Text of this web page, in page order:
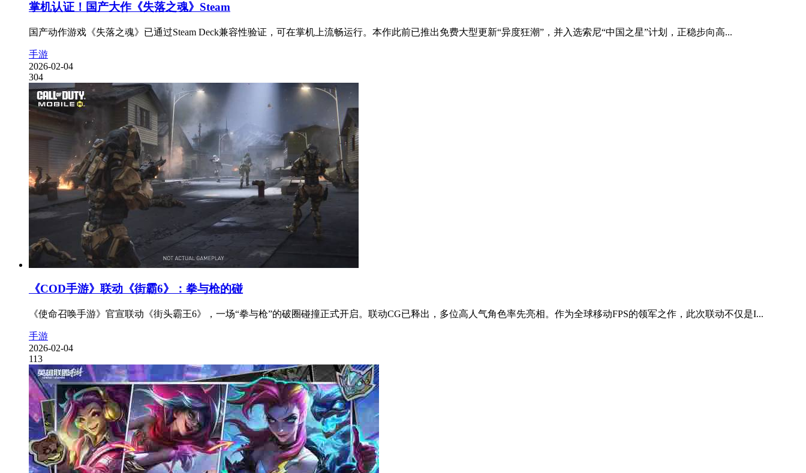
掌机认证！国产大作《失落之魂》Steam
国产动作游戏《失落之魂》已通过Steam Deck兼容性验证，可在掌机上流畅运行。本作此前已推出免费大型更新“异度狂潮”，并入选索尼“中国之星”计划，正稳步向高...
手游
2026-02-04
304
《COD手游》联动《街霸6》：拳与枪的碰
《使命召唤手游》官宣联动《街头霸王6》，一场“拳与枪”的破圈碰撞正式开启。联动CG已释出，多位高人气角色率先亮相。作为全球移动FPS的领军之作，此次联动不仅是I...
手游
2026-02-04
113